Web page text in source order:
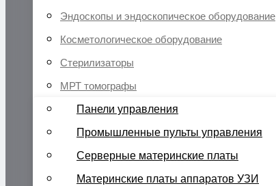
Эндоскопы и эндоскопическое оборудование
Косметологическое оборудование
Стерилизаторы
МРТ томографы
Панели управления
Промышленные пульты управления
Серверные материнские платы
Материнские платы аппаратов УЗИ